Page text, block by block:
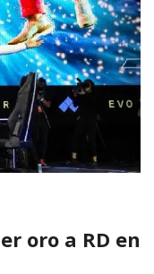
oro a RD en